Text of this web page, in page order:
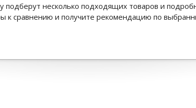
несколько подходящих товаров и
к сравнению и получите рекомендацию по